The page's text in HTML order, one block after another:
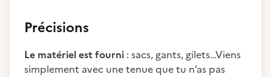
Précisions
Le matériel est fourni : sacs, gants, gilets…Viens
simplement avec une tenue que tu n’as pas